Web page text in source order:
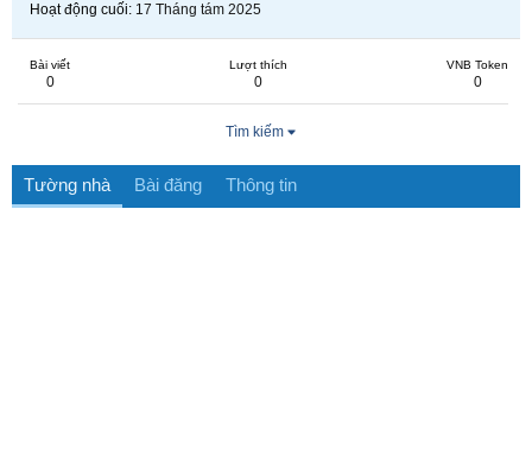
Hoạt động cuối 17 Tháng tám 2025
Bài viết
0
Lượt thích
0
VNB Token
0
Tìm kiếm
Tường nhà Bài đăng Thông tin